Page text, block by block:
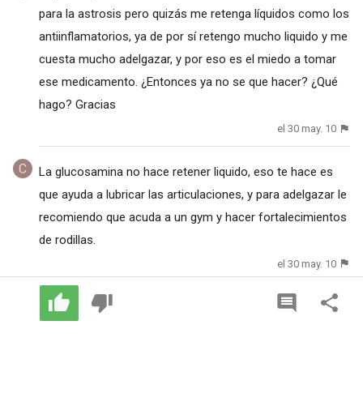
para la astrosis pero quizás me retenga líquidos como los
antiinflamatorios, ya de por sí retengo mucho liquido y me
cuesta mucho adelgazar, y por eso es el miedo a tomar
ese medicamento. ¿Entonces ya no se que hacer? ¿Qué
hago? Gracias
el 30 may. 10
La glucosamina no hace retener liquido, eso te hace es
que ayuda a lubricar las articulaciones, y para adelgazar le
recomiendo que acuda a un gym y hacer fortalecimientos
de rodillas.
el 30 may. 10